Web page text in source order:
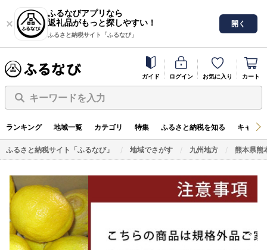
ふるなびアプリなら
返礼品がもっと探しやすい！
ふるさと納税サイト「ふるなび」
開く
ガイド ログイン お気に入り カート
キーワードを入力
ランキング 地域一覧 カテゴリ 特集 ふるさと納税を知る キャン
ふるさと納税サイト「ふるなび」 地域でさがす 九州地方 熊本県熊